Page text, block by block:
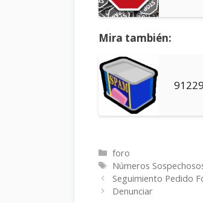
Mira también:
Categorías
foro
Etiquetas
Números
Seguimiento Pedido
Denunciar